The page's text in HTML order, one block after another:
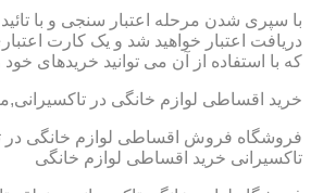
با سپری شدن مرحله اعتبار سنجی و با
دریافت اعتبار خواهید شد و یک کارت
که با استفاده از آن می توانید خریدهای خود
خرید اقساطی لوازم خانگی در
فروشگاه فروش اقساطی لوازم خانگی در
تاکسیرانی خرید اقساطی لوازم خانگی